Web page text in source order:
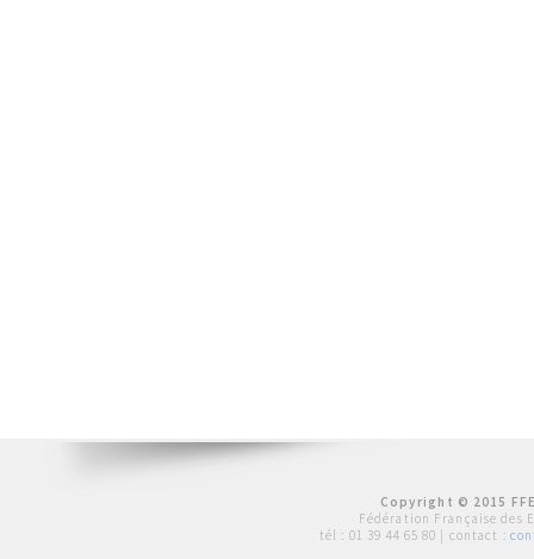
Copyright © 2015
Fédération Française des
tél : 01 39 44 65 80 | contact :